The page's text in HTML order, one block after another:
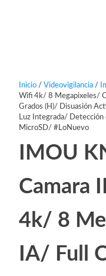
Inicio/ Videovigilancia/
Wifi 4k/ 8 Megapixeles/
Grados (H)/ Disuasión
Luz Integrada/ Detección
MicroSD/ #LoNuevo
IMOU
Camara
4k/ 8
IA/ Full